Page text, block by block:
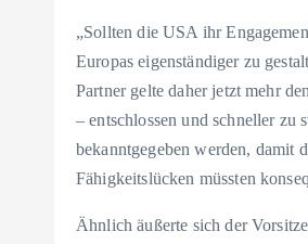
„Sollten die USA ihr
Europas eigenständiger zu
Partner gelte daher jetzt mehr
– entschlossen und schneller zu
bekanntgegeben werden, damit
Fähigkeitslücken müssten
Ähnlich äußerte sich der